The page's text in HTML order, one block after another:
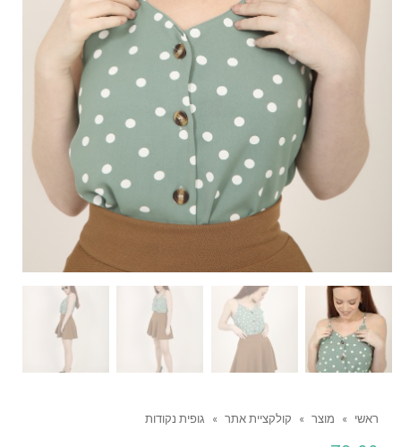
ראשי » מוצר » קולקציית אתר » גופית נקודות